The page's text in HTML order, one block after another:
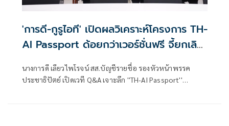
'การดี-กูรูไอที' เปิดผลวิเคราะห์โครงการ TH-
AI Passport ด้อยกว่าเวอร์ชั่นฟรี จี้ยกเลิก
นางการดี เลียวไพโรจน์ สส.บัญชีรายชื่อ รองหัวหน้าพรรค
ประชาธิปัตย์ เปิดเวที Q&A เจาะลึก ''TH-AI Passport''